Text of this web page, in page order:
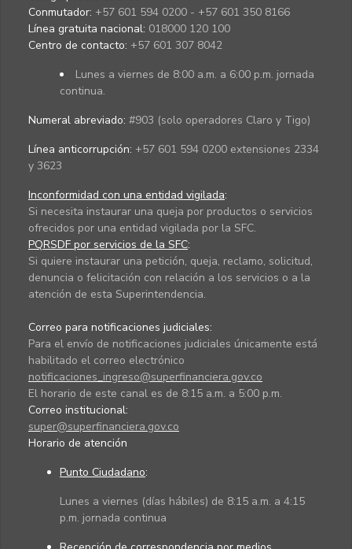
Conmutador: +57 601 594 0200 - +57 601 350 8166
Línea gratuita nacional: 018000 120 100
Centro de contacto: +57 601 307 8042
Lunes a viernes de 8:00 a.m. a 6:00 p.m. jornada
continua.
Numeral abreviado: #903 (solo operadores Claro y Tigo)
Línea anticorrupción: +57 601 594 0200 extensiones 2334
y 3623
Inconformidad con una entidad vigilada:
Si necesita instaurar una queja por productos o servicios
ofrecidos por una entidad vigilada por la SFC.
PQRSDF por servicios de la SFC:
Si quiere instaurar una petición, queja, reclamo, solicitud,
denuncia o felicitación con relación a los servicios o a la
atención de esta Superintendencia.
Correo para notificaciones judiciales:
Para el envío de notificaciones judiciales únicamente está
habilitado el correo electrónico
notificaciones_ingreso@superfinanciera.gov.co
El horario de este canal es de 8:15 a.m. a 5:00 p.m.
Correo institucional:
super@superfinanciera.gov.co
Horario de atención
Punto Ciudadano:
Lunes a viernes (días hábiles) de 8:15 a.m. a 4:15
p.m. jornada continua